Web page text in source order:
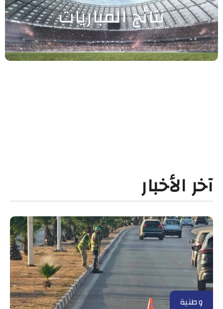
نتائج المباريات
آخر الأخبار
وطنية